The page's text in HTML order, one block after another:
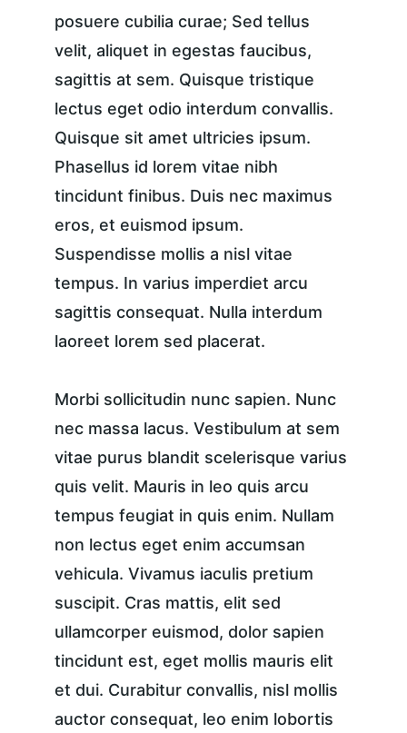
posuere cubilia curae; Sed tellus
velit, aliquet in egestas faucibus,
sagittis at sem. Quisque tristique
lectus eget odio interdum convallis.
Quisque sit amet ultricies ipsum.
Phasellus id lorem vitae nibh
tincidunt finibus. Duis nec maximus
eros, et euismod ipsum.
Suspendisse mollis a nisl vitae
tempus. In varius imperdiet arcu
sagittis consequat. Nulla interdum
laoreet lorem sed placerat.
Morbi sollicitudin nunc sapien. Nunc
nec massa lacus. Vestibulum at sem
vitae purus blandit scelerisque varius
quis velit. Mauris in leo quis arcu
tempus feugiat in quis enim. Nullam
non lectus eget enim accumsan
vehicula. Vivamus iaculis pretium
suscipit. Cras mattis, elit sed
ullamcorper euismod, dolor sapien
tincidunt est, eget mollis mauris elit
et dui. Curabitur convallis, nisl mollis
auctor consequat, leo enim lobortis